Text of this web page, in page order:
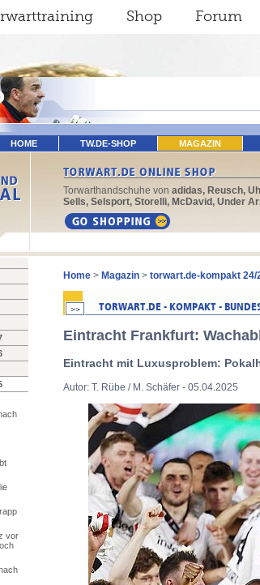
Shop Forum
HOME TW.DE-SHOP MAGAZIN
Torwarthandschuhe von adidas, Reusch,
Sells, Selsport, Storelli, McDavid, Under
vor
Home > Magazin > torwart.de-kompakt 24/
Eintracht Frankfurt:
Eintracht mit Luxusproblem:
Autor: T. Rübe / M. Schäfer - 05.04.2025